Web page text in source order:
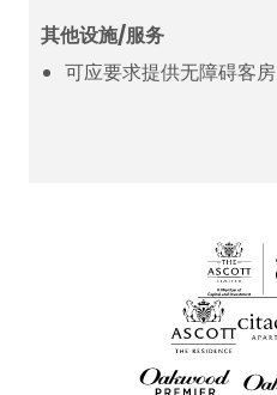
其他设施/服务
可应要求提供无障碍客房